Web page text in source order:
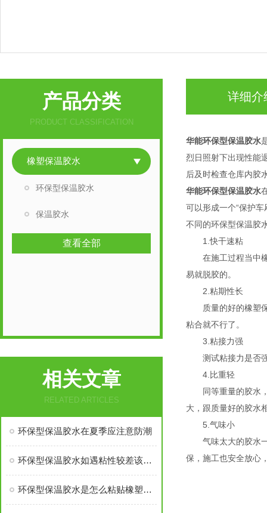
产品分类
PRODUCT CLASSIFICATION
橡塑保温胶水
环保型保温胶水
保温胶水
查看全部
相关文章
RELATED ARTICLES
环保型保温胶水在夏季应注意防潮
环保型保温胶水如遇粘性较差该怎么办？
环保型保温胶水是怎么粘贴橡塑保温材料的？
详细介
华能环保型保温胶水
烈日照射下出现性能
后及时检查仓库内胶
华能环保型保温胶水
可以形成一个“保护
不同的环保型保温胶
1.快干速粘
在施工过程当中橡
易就脱胶的。
2.粘期性长
质量的好的橡塑保
粘合就不行了。
3.粘接力强
测试粘接力是否强
4.比重轻
同等重量的胶水，
大，跟质量好的胶水
5.气味小
气味太大的胶水一
保，施工也安全放心